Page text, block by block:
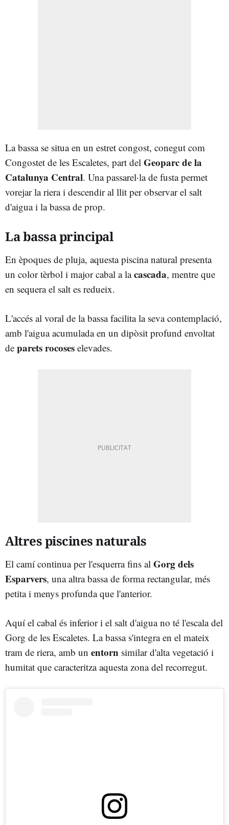
La bassa se situa en un estret congost, conegut com
Congostet de les Escaletes, part del Geoparc de la
Catalunya Central. Una passarel·la de fusta permet
vorejar la riera i descendir al llit per observar el salt
d'aigua i la bassa de prop.
La bassa principal
En èpoques de pluja, aquesta piscina natural presenta
un color tèrbol i major cabal a lacascada, mentre que
en sequera el salt es redueix.
L'accés al voral de la bassa facilita la seva contemplació,
amb l'aigua acumulada en un dipòsit profund envoltat
de parets rocoses elevades.
Altres piscines naturals
El camí continua per l'esquerra fins al Gorg dels
Esparvers, una altra bassa de forma rectangular, més
petita i menys profunda que l'anterior.
Aquí el cabal és inferior i el salt d'aigua no té l'escala del
Gorg de les Escaletes. La bassa s'integra en el mateix
tram de riera, amb un entorn similar d'alta vegetació i
humitat que caracteritza aquesta zona del recorregut.